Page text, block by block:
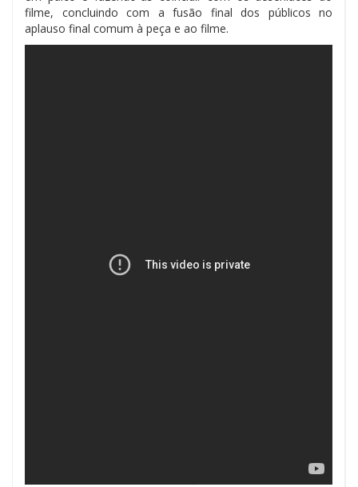
filme, concluindo com a fusão final dos públicos no
aplauso final comum à peça e ao filme.